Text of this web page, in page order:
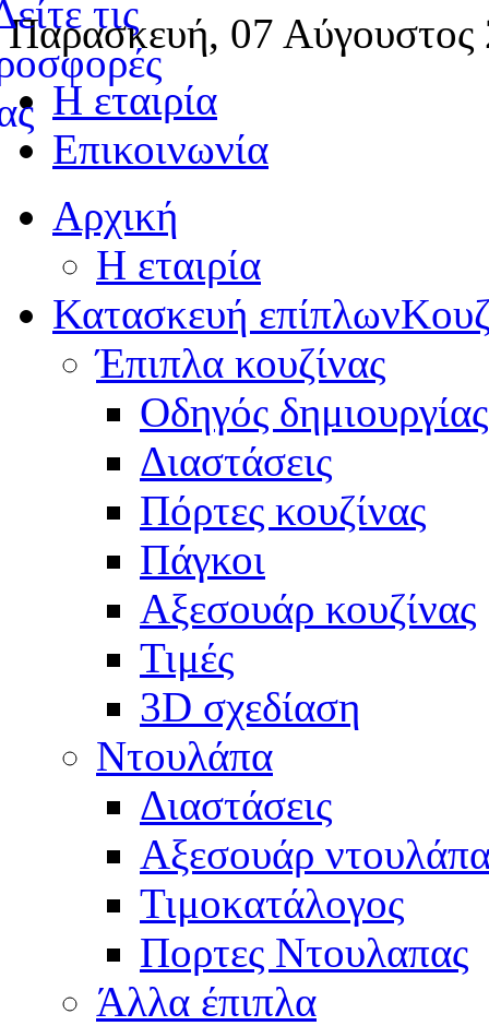
Παρασκευή, 07 Αύγουστος
Η εταιρία
Επικοινωνία
Αρχική
Η εταιρία
Κατασκευή επίπλων
Έπιπλα κουζίνας
Οδηγός δημιουργίας
Διαστάσεις
Πόρτες κουζίνας
Πάγκοι
Αξεσουάρ κουζίνας
Τιμές
3D σχεδίαση
Ντουλάπα
Διαστάσεις
Αξεσουάρ
Τιμοκατάλογος
Πορτες Ντουλαπας
Άλλα έπιπλα